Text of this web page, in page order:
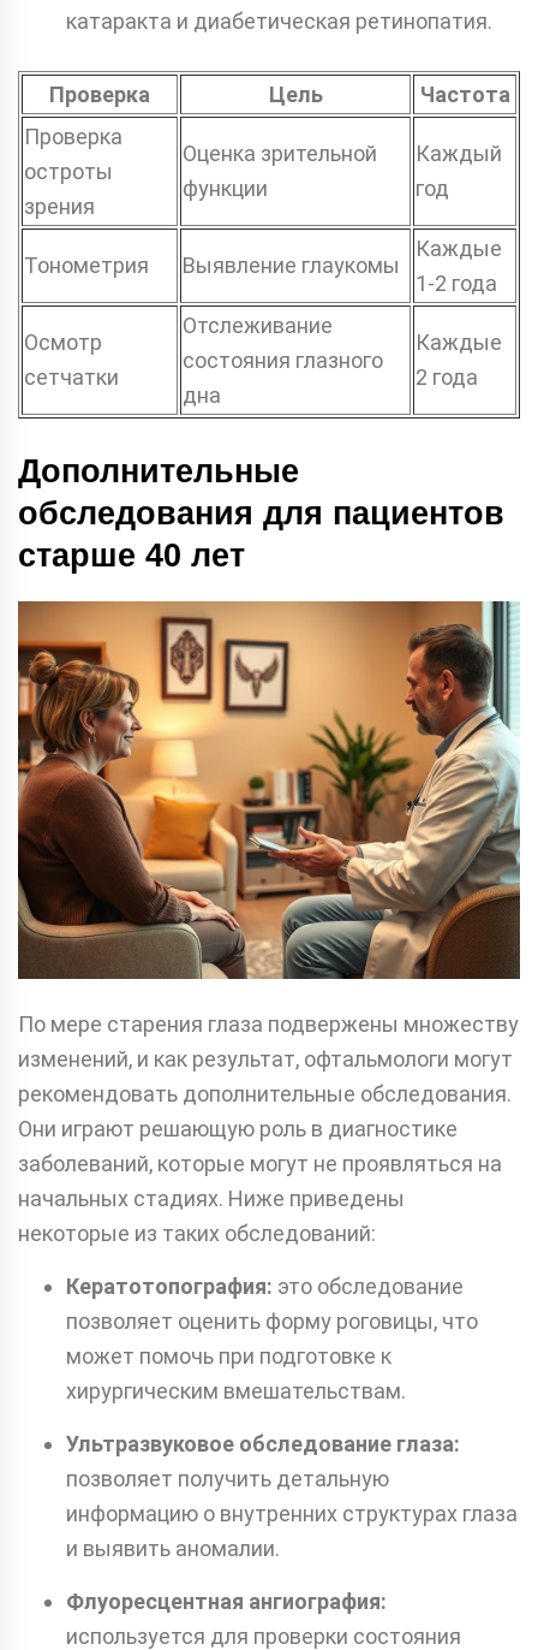
катаракта и диабетическая ретинопатия.
Проверка Цель
Частота
Проверка
остроты
зрения
Оценка зрительной
функции
Каждый
год
Тонометрия Выявление глаукомы
Каждые
1-2 года
Осмотр
сетчатки
Отслеживание
состояния глазного
дна
Каждые
2 года
Дополнительные
обследования для пациентов
старше 40 лет
По мере старения глаза подвержены множеству
изменений, и как результат, офтальмологи могут
рекомендовать дополнительные обследования.
Они играют решающую роль в диагностике
заболеваний, которые могут не проявляться на
начальных стадиях. Ниже приведены
некоторые из таких обследований:
Кератотопография: это обследование
позволяет оценить форму роговицы, что
может помочь при подготовке к
хирургическим вмешательствам.
Ультразвуковое обследование глаза:
позволяет получить детальную
информацию о внутренних структурах глаза
и выявить аномалии.
Флуоресцентная ангиография:
используется для проверки состояния